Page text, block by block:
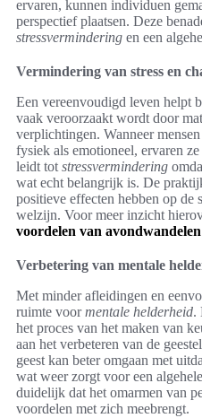
ervaren, kunnen individuen
perspectief plaatsen. Deze
stressvermindering en een
Vermindering van stress en
Een vereenvoudigd leven helpt
vaak veroorzaakt wordt door
verplichtingen. Wanneer
fysiek als emotioneel, ervaren
leidt tot stressvermindering
wat echt belangrijk is. De
positieve effecten hebben op de
welzijn. Voor meer inzicht
voordelen van avondwandelen
Verbetering van mentale
Met minder afleidingen en
ruimte voormentale helderheid.
het proces van het maken van
aan het verbeteren van de
geest kan beter omgaan met
wat weer zorgt voor een
duidelijk dat het omarmen van
voordelen met zich meebrengt.